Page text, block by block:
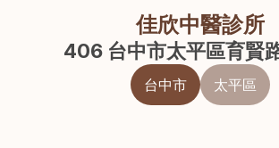
佳欣中醫診所
406 台中市太平區育賢
台中市 太平區